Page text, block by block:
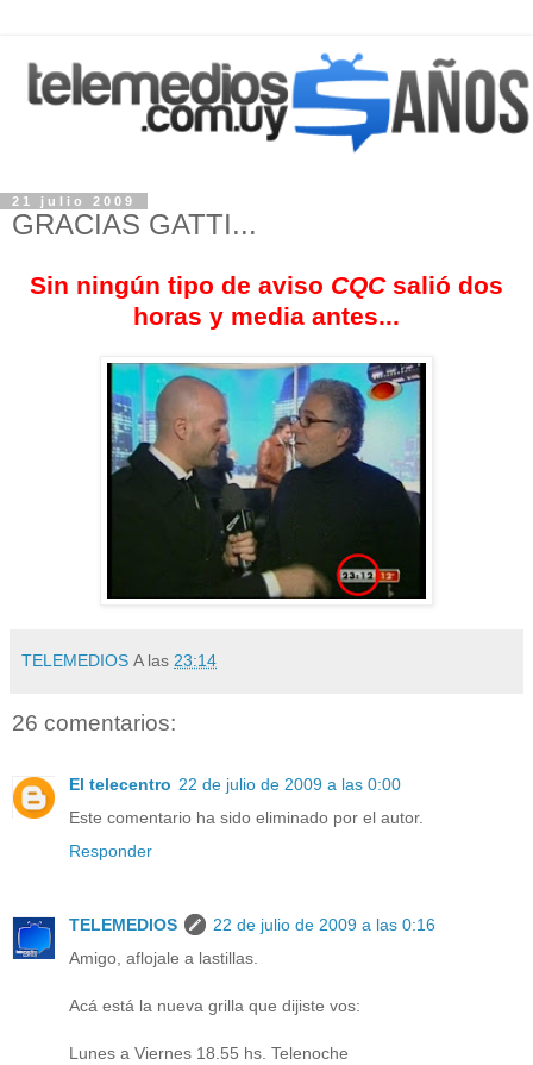
21 julio 2009
GRACIAS GATTI...
Sin ningún tipo de aviso CQC salió dos
horas y media antes...
TELEMEDIOS A las 23:14
26 comentarios:
El telecentro 22 de julio de 2009 a las 0:00
Este comentario ha sido eliminado por el autor.
Responder
TELEMEDIOS
22 de julio de 2009 a las 0:16
Amigo, aflojale a lastillas.
Acá está la nueva grilla que dijiste vos:
Lunes a Viernes 18.55 hs. Telenoche